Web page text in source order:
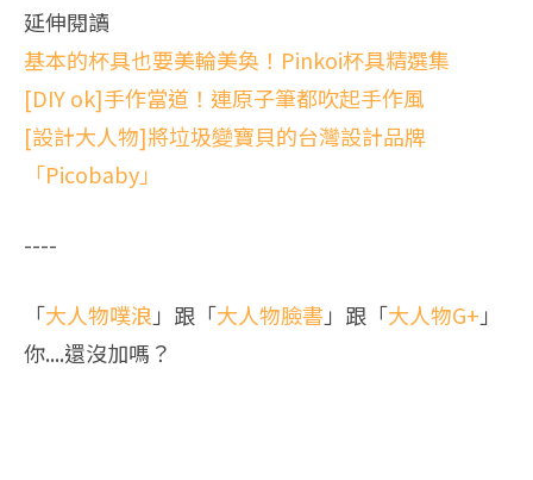
延伸閱讀
基本的杯具也要美輪美奐！Pinkoi杯具精選集
[DIY ok]手作當道！連原子筆都吹起手作風
[設計大人物]將垃圾變寶貝的台灣設計品牌
「Picobaby」
----
「大人物噗浪」跟「大人物臉書」跟「大人物G+」
你....還沒加嗎？